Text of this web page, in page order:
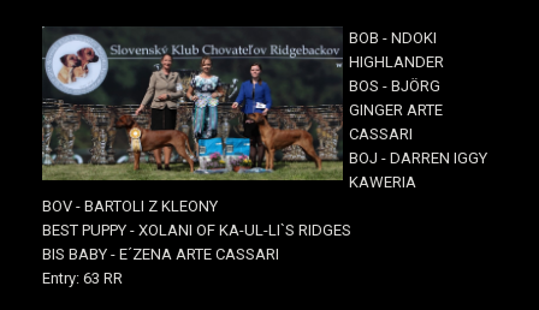
BOB - NDOKI
HIGHLANDER
BOS - BJÖRG
GINGER ARTE
CASSARI
BOJ - DARREN IGGY
KAWERIA
BOV - BARTOLI Z KLEONY
BEST PUPPY - XOLANI OF KA-UL-LI`S RIDGES
BIS BABY - E´ZENA ARTE CASSARI
Entry: 63 RR